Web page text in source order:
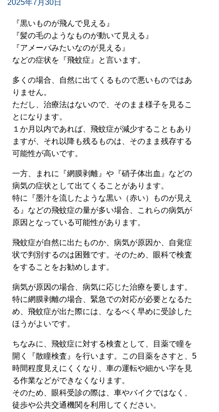
2025年7月30日
『黒いものが飛んで見える』
『髪の毛のようなものが動いて見える』
『アメーバみたいなのが見える』
などの症状を『飛蚊症』と言います。
多くの場合、自然に出てくるもので悪いものではあ
りません。
ただし、治療法はないので、そのまま様子を見るこ
とになります。
１か月以内であれば、飛蚊症が減少することもあり
ますが、それ以降も残るものは、そのまま残存する
可能性が高いです。
一方、まれに『網膜剥離』や『硝子体出血』などの
病気の症状として出てくることがあります。
特に『墨汁を流したような黒い（赤い）ものが見え
る』などの飛蚊症の量が多い場合、これらの病気が
原因となっている可能性があります。
飛蚊症が自然に出たものか、病気が原因か、自覚症
状で判別するのは困難です。そのため、眼科で検査
をすることをお勧めします。
病気が原因の場合、病気に応じた治療を要します。
特に網膜剥離の場合、緊急での対応が必要となるた
め、飛蚊症が出た際には、なるべく早めに受診した
ほうがよいです。
ちなみに、飛蚊症に対する検査として、目薬で瞳を
開く『散瞳検査』を行います。この目薬をさすと、5
時間程度見えにくくなり、車の運転や細かい字を見
る作業などができなくなります。
そのため、眼科受診の際は、車やバイクではなく、
徒歩や公共交通機関を利用してください。